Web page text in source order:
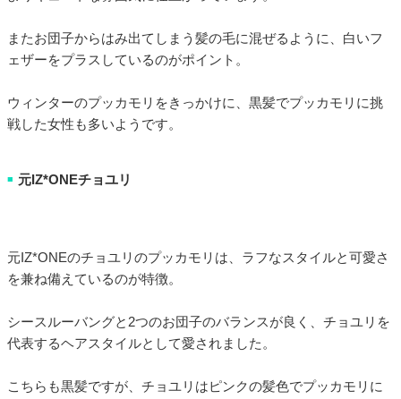
またお団子からはみ出てしまう髪の毛に混ぜるように、白いフ
ェザーをプラスしているのがポイント。
ウィンターのプッカモリをきっかけに、黒髪でプッカモリに挑
戦した女性も多いようです。
■ 元IZ*ONEチョユリ
元IZ*ONEのチョユリのプッカモリは、ラフなスタイルと可愛さ
を兼ね備えているのが特徴。
シースルーバングと2つのお団子のバランスが良く、チョユリを
代表するヘアスタイルとして愛されました。
こちらも黒髪ですが、チョユリはピンクの髪色でプッカモリに